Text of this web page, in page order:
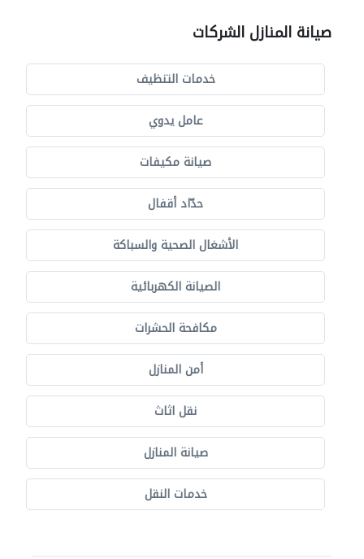
صيانة المنازل الشركات
خدمات التنظيف
عامل يدوي
صيانة مكيفات
حدّاد أقفال
الأشغال الصحية والسباكة
الصيانة الكهربائية
مكافحة الحشرات
أمن المنازل
نقل اثاث
صيانة المنازل
خدمات النقل